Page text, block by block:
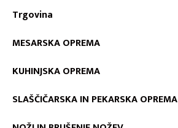
Trgovina
MESARSKA OPREMA
KUHINJSKA OPREMA
SLAŠČIČARSKA IN PEKARSKA OPREMA